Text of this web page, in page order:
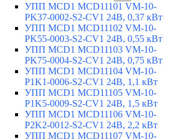
УПП MCD1 MCD11101 VM-10-
PK37-0002-S2-CV1 24В, 0,37 кВт
УПП MCD1 MCD11102 VM-10-
PK55-0003-S2-CV1 24В, 0,55 кВт
УПП MCD1 MCD11103 VM-10-
PK75-0004-S2-CV1 24В, 0,75 кВт
УПП MCD1 MCD11104 VM-10-
P1K1-0006-S2-CV1 24В, 1,1 кВт
УПП MCD1 MCD11105 VM-10-
P1K5-0009-S2-CV1 24В, 1,5 кВт
УПП MCD1 MCD11106 VM-10-
P2K2-0012-S2-CV1 24В, 2,2 кВт
УПП MCD1 MCD11107 VM-10-